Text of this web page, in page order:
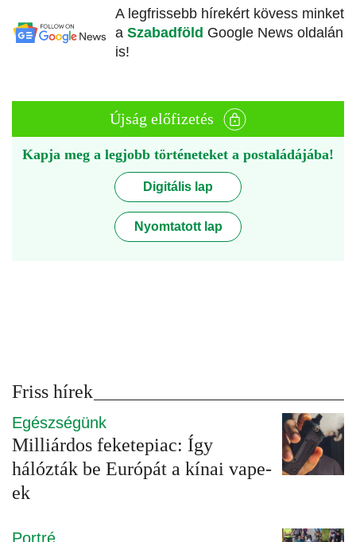
A legfrissebb hírekért kövess minket
a Szabadföld Google News oldalán
is!
Újság előfizetés
Kapja meg a legjobb történeteket a postaládájába!
Digitális lap
Nyomtatott lap
Friss hírek
Egészségünk
Milliárdos feketepiac: Így
hálózták be Európát a kínai vape-
ek
Portré